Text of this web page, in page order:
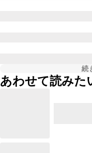
続
あわせて読みた